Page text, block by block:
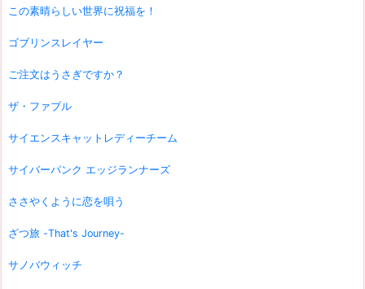
この素晴らしい世界に祝福を！
ゴブリンスレイヤー
ご注文はうさぎですか？
ザ・ファブル
サイエンスキャットレディーチーム
サイバーパンク エッジランナーズ
ささやくように恋を唄う
ざつ旅 -That's Journey-
サノバウィッチ